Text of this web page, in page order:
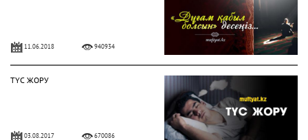
11.06.2018 940934
ТҮС ЖОРУ
03.08.2017 670086